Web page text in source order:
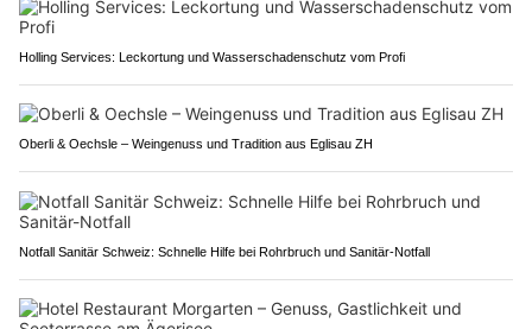
Holling Services: Leckortung und Wasserschadenschutz vom Profi
Oberli & Oechsle – Weingenuss und Tradition aus Eglisau ZH
Notfall Sanitär Schweiz: Schnelle Hilfe bei Rohrbruch und Sanitär-Notfall